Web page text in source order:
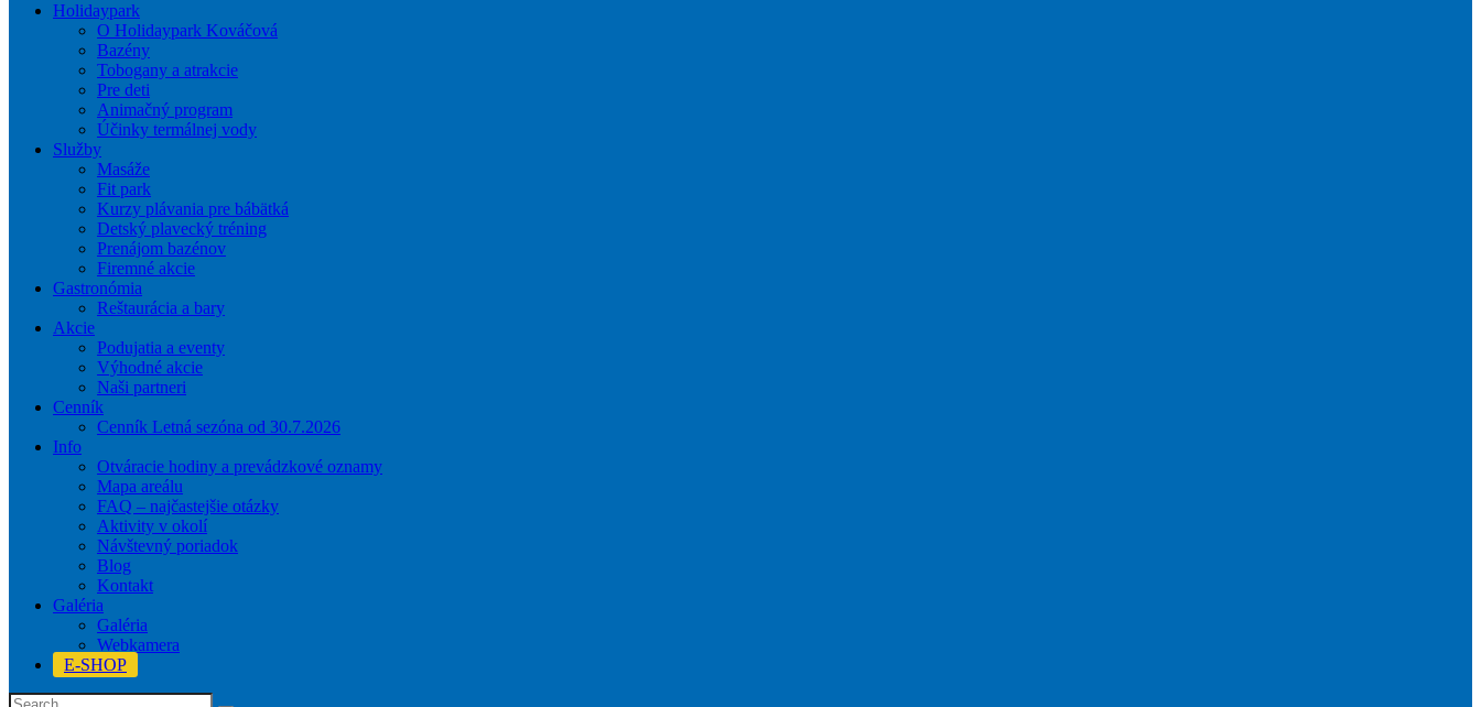
Holidaypark
O Holidaypark Kováčová
Bazény
Tobogany a atrakcie
Pre deti
Animačný program
Účinky termálnej vody
Služby
Masáže
Fit park
Kurzy plávania pre bábätká
Detský plavecký tréning
Prenájom bazénov
Firemné akcie
Gastronómia
Reštaurácia a bary
Akcie
Podujatia a eventy
Výhodné akcie
Naši partneri
Cenník
Cenník Letná sezóna od 30.7.2026
Info
Otváracie hodiny a prevádzkové oznamy
Mapa areálu
FAQ – najčastejšie otázky
Aktivity v okolí
Návštevný poriadok
Blog
Kontakt
Galéria
Galéria
Webkamera
E-SHOP